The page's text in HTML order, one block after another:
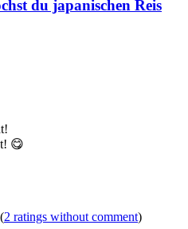
du japanischen Reis
😋
2 ratings without comment)